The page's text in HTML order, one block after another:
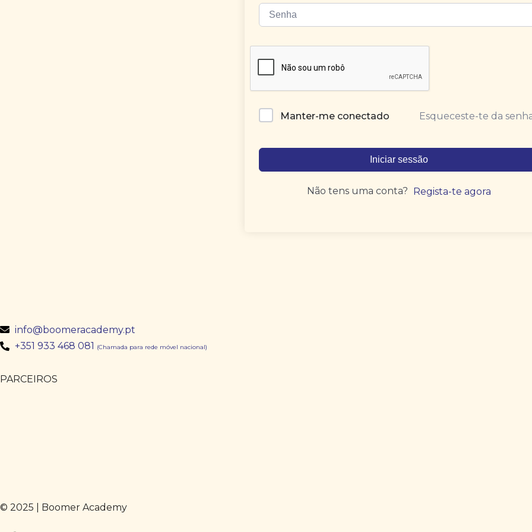
Manter-me conectado Esqueceste-te da
Iniciar sessão
Não tens uma conta? Regista-te agora
info@boomeracademy.pt
+351 933 468 081 (Chamada para rede móvel nacional)
PARCEIROS
© 2025 | Boomer Academy